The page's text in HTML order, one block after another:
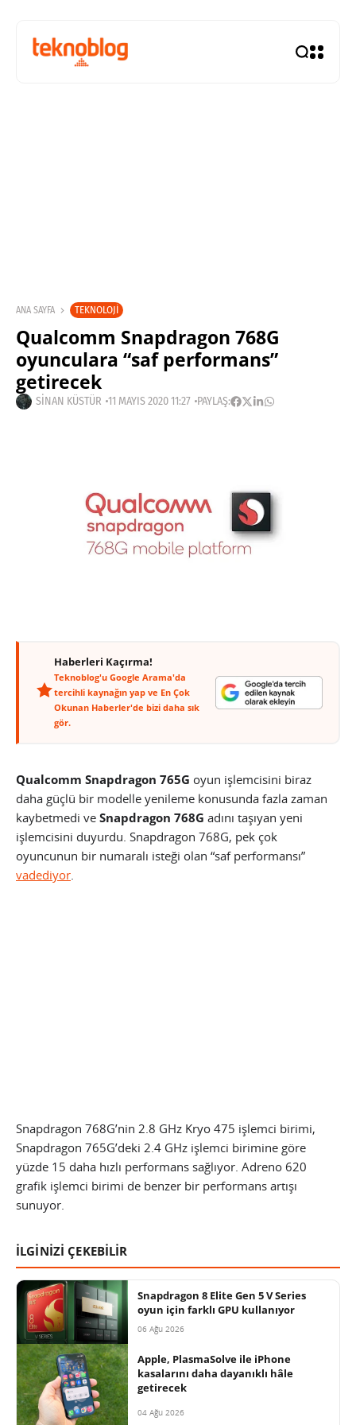
ANA SAYFA TEKNOLOJI
Qualcomm Snapdragon 768G
oyunculara “saf performans”
getirecek
SINAN KÜSTÜR 11 MAYIS 2020 11:27 PAYLAŞ:
Haberleri Kaçırma!
Teknoblog'u Google Arama'da
tercihli kaynağın yap ve En Çok
Okunan Haberler'de bizi daha sık
gör.
Qualcomm Snapdragon 765G oyun işlemcisini biraz
daha güçlü bir modelle yenileme konusunda fazla zaman
kaybetmedi ve Snapdragon 768G adını taşıyan yeni
işlemcisini duyurdu. Snapdragon 768G, pek çok
oyuncunun bir numaralı isteği olan “saf performansı”
vadediyor.
Snapdragon 768G’nin 2.8 GHz Kryo 475 işlemci birimi,
Snapdragon 765G’deki 2.4 GHz işlemci birimine göre
yüzde 15 daha hızlı performans sağlıyor. Adreno 620
grafik işlemci birimi de benzer bir performans artışı
sunuyor.
İLGİNİZİ ÇEKEBİLİR
Snapdragon 8 Elite Gen 5 V Series
oyun için farklı GPU kullanıyor
06 Ağu 2026
Apple, PlasmaSolve ile iPhone
kasalarını daha dayanıklı hâle
getirecek
04 Ağu 2026